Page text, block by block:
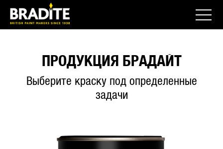
ПРОДУКЦИЯ БРАДАЙТ
Выберите краску под определенные
задачи